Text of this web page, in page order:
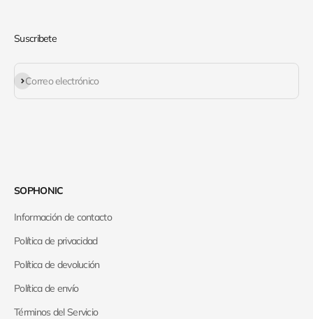
Suscribete
Correo electrónico
Suscribirse
SOPHONIC
Información de contacto
Política de privacidad
Política de devolución
Política de envío
Términos del Servicio